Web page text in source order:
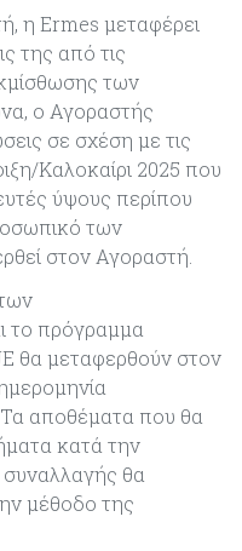
η Ermes μεταφέρει
της από τις
των
ο Αγοραστής
σε σχέση με τις
Καλοκαίρι 2025 που
ύψους περίπου
των
στον Αγοραστή.
το πρόγραμμα
θα μεταφερθούν στον
αποθέματα που θα
κατά την
θα
μέθοδο της